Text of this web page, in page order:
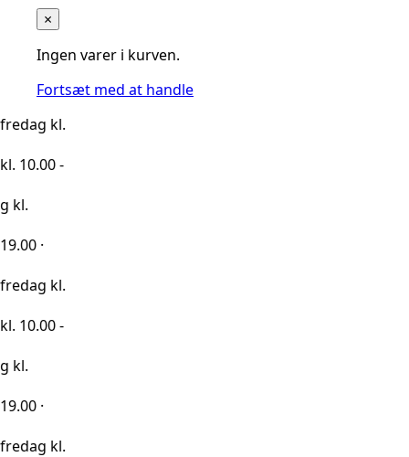
×
Ingen varer i kurven.
Fortsæt med at handle
kl.
-
kl.
-
kl.